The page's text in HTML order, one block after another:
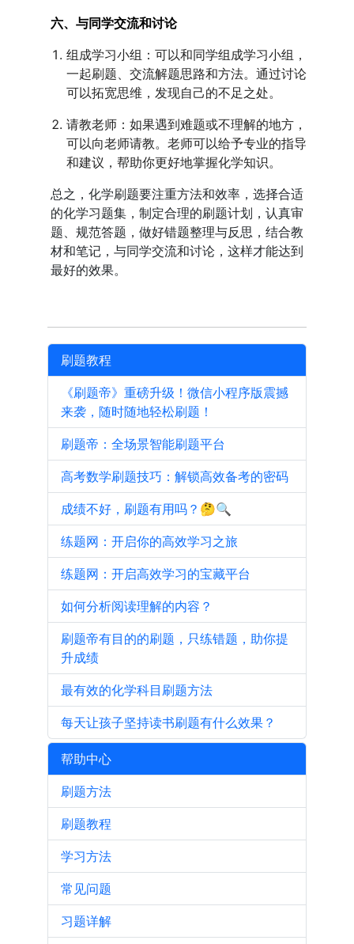
六、与同学交流和讨论
组成学习小组：可以和同学组成学习小组，
一起刷题、交流解题思路和方法。通过讨论
可以拓宽思维，发现自己的不足之处。
请教老师：如果遇到难题或不理解的地方，
可以向老师请教。老师可以给予专业的指导
和建议，帮助你更好地掌握化学知识。
总之，化学刷题要注重方法和效率，选择合适
的化学习题集，制定合理的刷题计划，认真审
题、规范答题，做好错题整理与反思，结合教
材和笔记，与同学交流和讨论，这样才能达到
最好的效果。
刷题教程
《刷题帝》重磅升级！微信小程序版震撼
来袭，随时随地轻松刷题！
刷题帝：全场景智能刷题平台
高考数学刷题技巧：解锁高效备考的密码
成绩不好，刷题有用吗？🤔🔍
练题网：开启你的高效学习之旅
练题网：开启高效学习的宝藏平台
如何分析阅读理解的内容？
刷题帝有目的的刷题，只练错题，助你提
升成绩
最有效的化学科目刷题方法
每天让孩子坚持读书刷题有什么效果？
帮助中心
刷题方法
刷题教程
学习方法
常见问题
习题详解